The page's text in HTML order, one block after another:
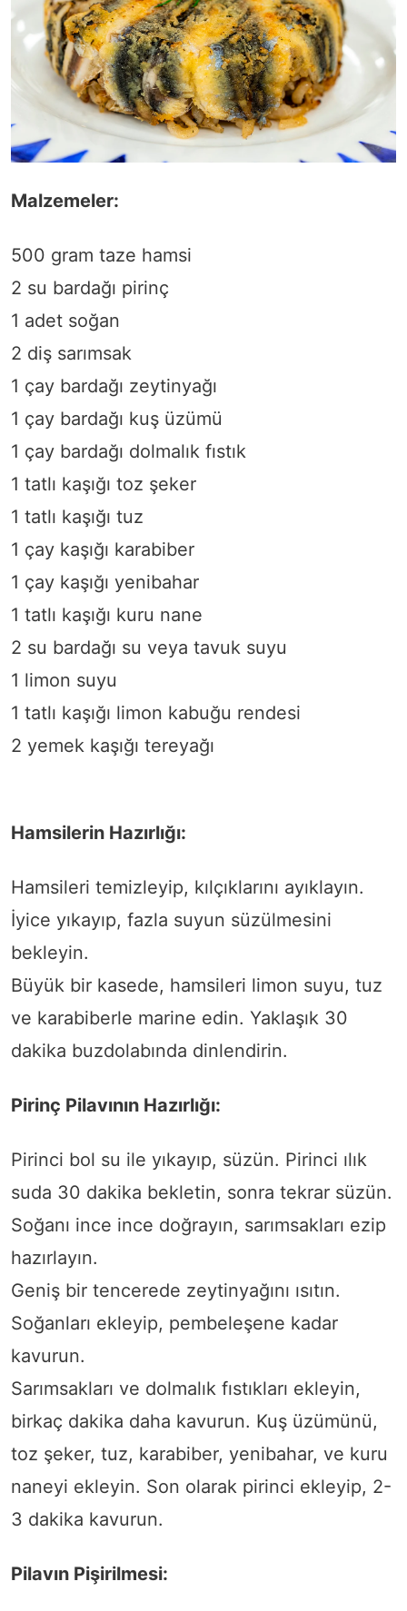
Malzemeler:
500 gram taze hamsi
2 su bardağı pirinç
1 adet soğan
2 diş sarımsak
1 çay bardağı zeytinyağı
1 çay bardağı kuş üzümü
1 çay bardağı dolmalık fıstık
1 tatlı kaşığı toz şeker
1 tatlı kaşığı tuz
1 çay kaşığı karabiber
1 çay kaşığı yenibahar
1 tatlı kaşığı kuru nane
2 su bardağı su veya tavuk suyu
1 limon suyu
1 tatlı kaşığı limon kabuğu rendesi
2 yemek kaşığı tereyağı
Hamsilerin Hazırlığı:
Hamsileri temizleyip, kılçıklarını ayıklayın.
İyice yıkayıp, fazla suyun süzülmesini
bekleyin.
Büyük bir kasede, hamsileri limon suyu, tuz
ve karabiberle marine edin. Yaklaşık 30
dakika buzdolabında dinlendirin.
Pirinç Pilavının Hazırlığı:
Pirinci bol su ile yıkayıp, süzün. Pirinci ılık
suda 30 dakika bekletin, sonra tekrar süzün.
Soğanı ince ince doğrayın, sarımsakları ezip
hazırlayın.
Geniş bir tencerede zeytinyağını ısıtın.
Soğanları ekleyip, pembeleşene kadar
kavurun.
Sarımsakları ve dolmalık fıstıkları ekleyin,
birkaç dakika daha kavurun. Kuş üzümünü,
toz şeker, tuz, karabiber, yenibahar, ve kuru
naneyi ekleyin. Son olarak pirinci ekleyip, 2-
3 dakika kavurun.
Pilavın Pişirilmesi: